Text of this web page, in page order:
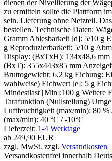
dienen der Nivellierung der
zu ermitteln sollte die Plattform
sein. Lieferung ohne Netzteil.
bestellen. Technische Daten:
Gramm Ablesbarkeit [d]: 5/10 g
g Reproduzierbarkeit: 5/10 g
Display: (BxTxH): 134x48,6 mm
(BxT): 355x443x85 mm
Bruttogewicht: 6,2 kg Eichung:
wahlweise) Eichwert [e]: 5 g
Mindestlast [Min]:100 g Weitere
Tarafunktion (Nullstellung)
Luftfeuchtigkeit (max/min): 80 %
(max/min): 40 °C / -10°C
Lieferzeit: 1-4 Werktage
ab 249,90 EUR
zzgl. MwSt. zzgl. Versandkosten
Versandkostenfrei innerhalb